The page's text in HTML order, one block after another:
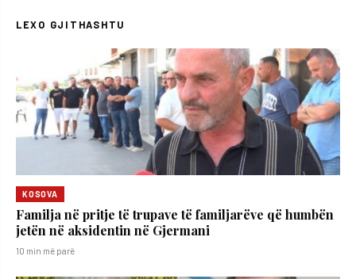
LEXO GJITHASHTU
KOSOVA
​Familja në pritje të trupave të familjarëve që humbën
jetën në aksidentin në Gjermani
10 min më parë